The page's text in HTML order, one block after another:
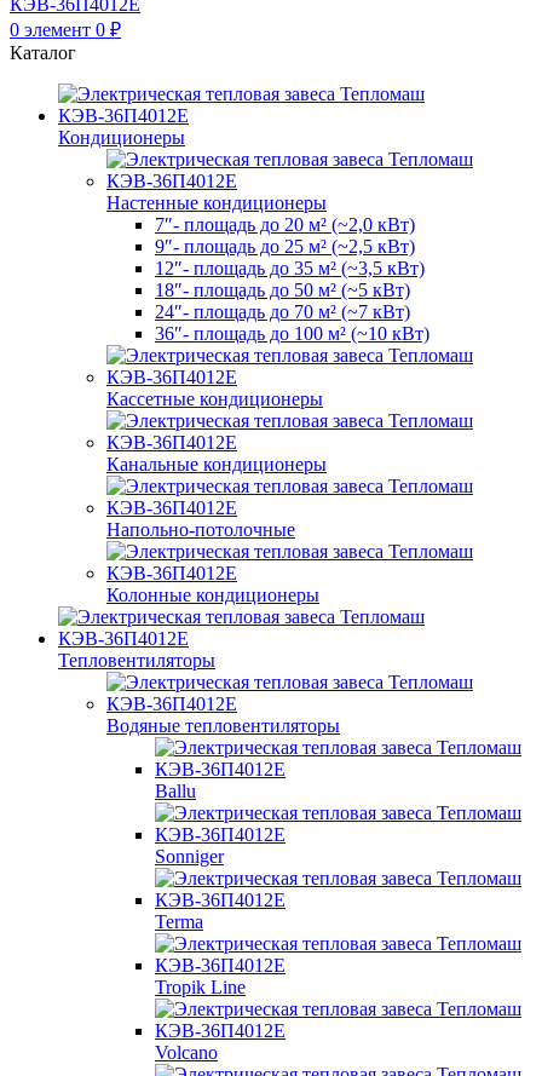
0 элемент 0 ₽
Каталог
Кондиционеры
Настенные кондиционеры
7″- площадь до 20 м² (~2,0 кВт)
9″- площадь до 25 м² (~2,5 кВт)
12″- площадь до 35 м² (~3,5 кВт)
18″- площадь до 50 м² (~5 кВт)
24″- площадь до 70 м² (~7 кВт)
36″- площадь до 100 м² (~10 кВт)
Кассетные кондиционеры
Канальные кондиционеры
Напольно-потолочные
Колонные кондиционеры
Тепловентиляторы
Водяные тепловентиляторы
Ballu
Sonniger
Terma
Tropik Line
Volcano